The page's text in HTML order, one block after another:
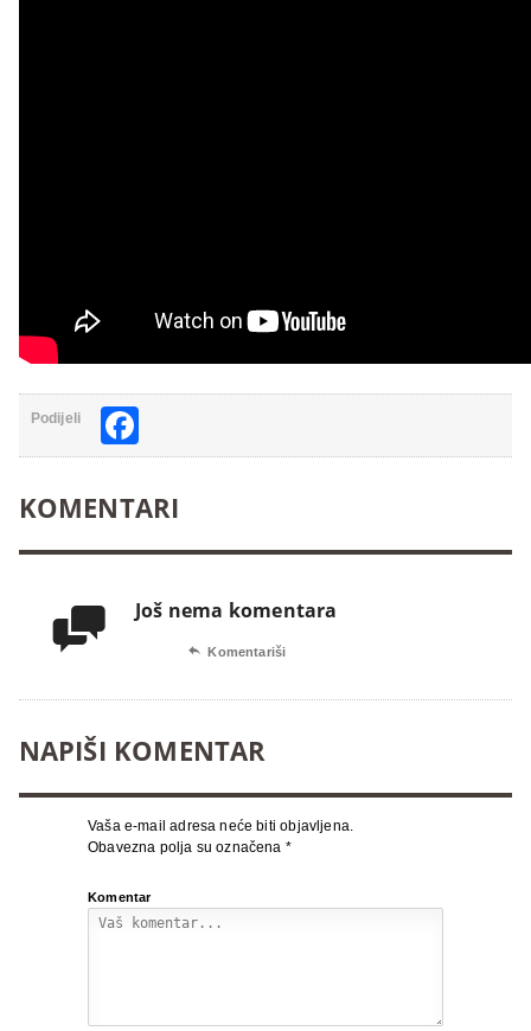
Podijeli
KOMENTARI
 Još nema komentara
 Komentariši
NAPIŠI KOMENTAR
Vaša e-mail adresa neće biti objavljena.
Obavezna polja su označena *
Komentar